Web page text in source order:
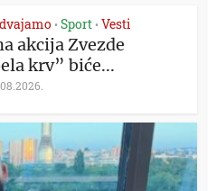
• Sport • Vesti
akcija Zvezde
krv” biće...